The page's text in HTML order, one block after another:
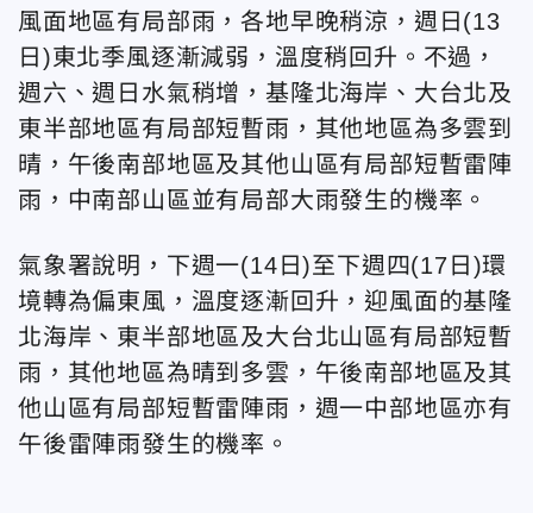
風面地區有局部雨，各地早晚稍涼，週日(13
日)東北季風逐漸減弱，溫度稍回升。不過，
週六、週日水氣稍增，基隆北海岸、大台北及
東半部地區有局部短暫雨，其他地區為多雲到
晴，午後南部地區及其他山區有局部短暫雷陣
雨，中南部山區並有局部大雨發生的機率。
氣象署說明，下週一(14日)至下週四(17日)環
境轉為偏東風，溫度逐漸回升，迎風面的基隆
北海岸、東半部地區及大台北山區有局部短暫
雨，其他地區為晴到多雲，午後南部地區及其
他山區有局部短暫雷陣雨，週一中部地區亦有
午後雷陣雨發生的機率。